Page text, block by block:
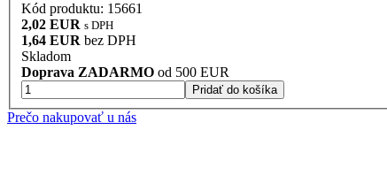
Kód produktu: 15661
2,02 EUR s DPH
1,64 EUR bez DPH
Skladom
Doprava ZADARMO od 500 EUR
Pridať do košíka
Prečo nakupovať u nás